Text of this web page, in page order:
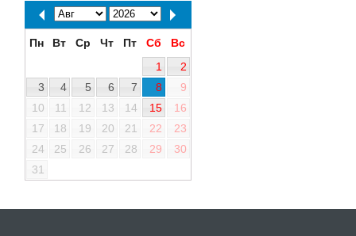
Пн Вт Ср Чт Пт Сб
Вс
1
2
3
4 5 6 7 8
9
10
11 12 13 14 15
16
17
18 19 20 21 22
23
24
25 26 27 28 29
30
31